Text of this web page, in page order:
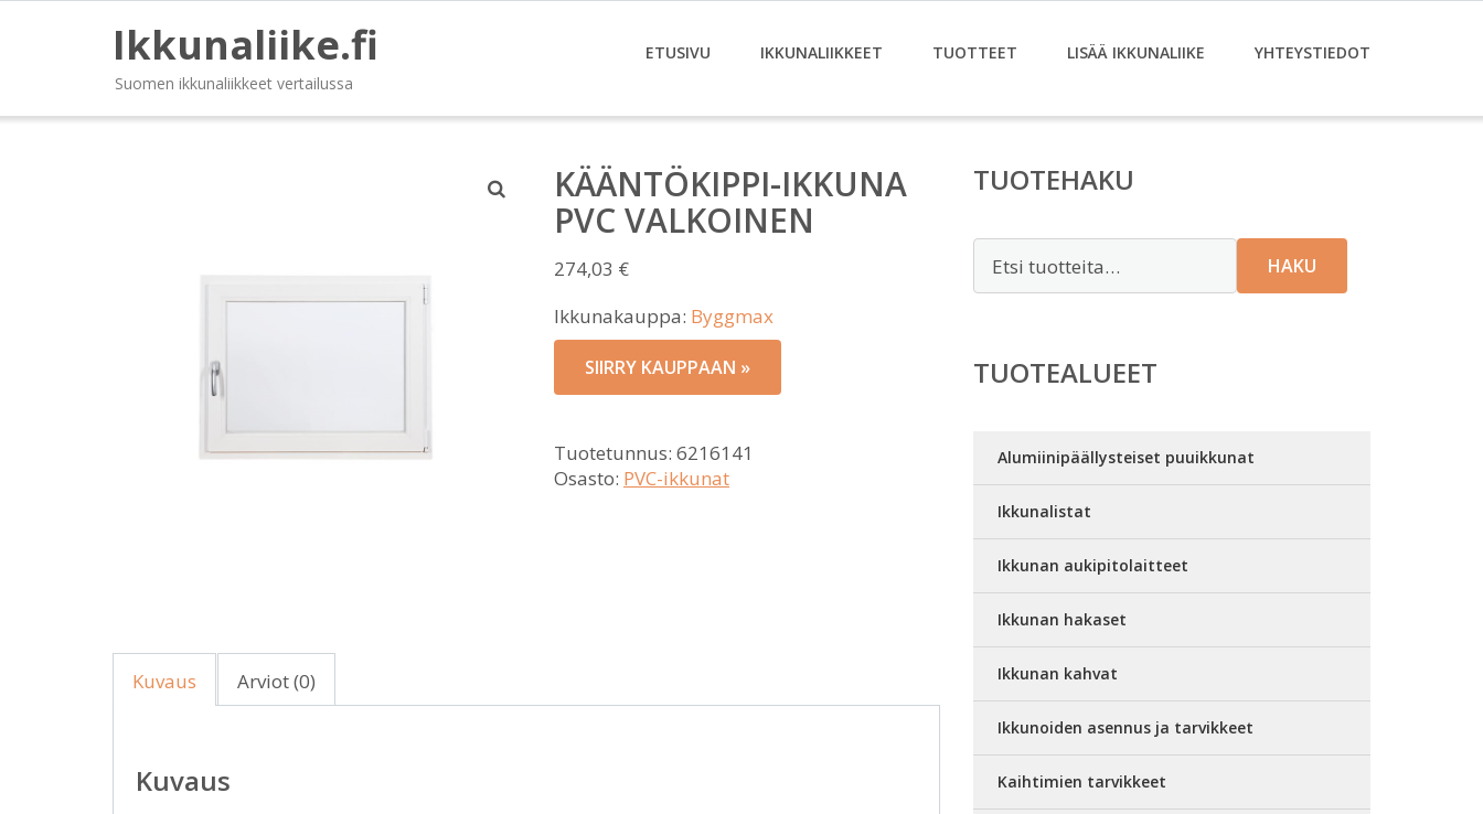
Ikkunaliike.fi
Suomen ikkunaliikkeet vertailussa
ETUSIVU IKKUNALIIKKEET TUOTTEET LISÄÄ IKKUNALIIKE YHTEYSTIEDOT
KÄÄNTÖKIPPI-IKKUNA
PVC VALKOINEN
274,03 €
Ikkunakauppa: Byggmax
SIIRRY KAUPPAAN »
Tuotetunnus: 6216141
Osasto: PVC-ikkunat
Kuvaus Arviot (0)
Kuvaus
TUOTEHAKU
HAKU
TUOTEALUEET
Alumiinipäällysteiset puuikkunat
Ikkunalistat
Ikkunan aukipitolaitteet
Ikkunan hakaset
Ikkunan kahvat
Ikkunoiden asennus ja tarvikkeet
Kaihtimien tarvikkeet